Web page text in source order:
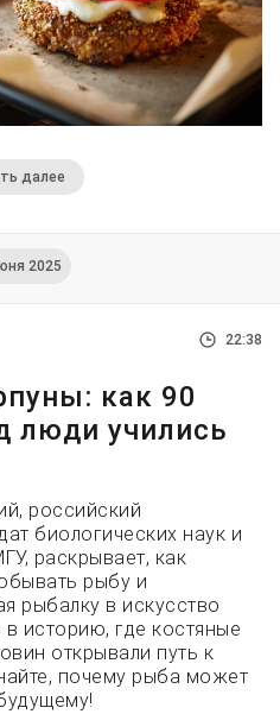
далее
2025
22:38
как 90
люди учились
российский
биологических наук и
раскрывает, как
рыбу и
рыбалку в искусство
историю, где костяные
открывали путь к
почему рыба может